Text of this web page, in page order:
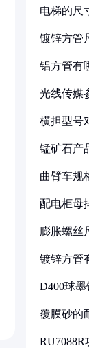
电梯的尺
镀锌方管
铝方管有
光线传媒
横担型号
锰矿石产
曲臂车规
配电柜母
膨胀螺丝
镀锌方管
D400球
覆膜砂的